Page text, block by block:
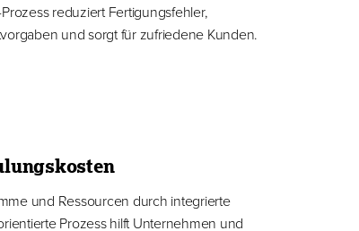
reduziert Fertigungsfehler,
und sorgt für zufriedene Kunden.
und Ressourcen durch integrierte
Prozess hilft Unternehmen und